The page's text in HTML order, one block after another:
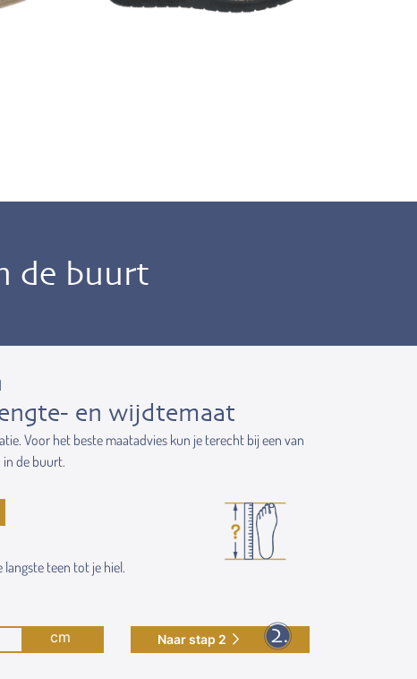
de buurt
en wijdtemaat
Voor het beste maatadvies kun je terecht bij een van
in de buurt.
langste teen tot je hiel.
cm Naar stap 2